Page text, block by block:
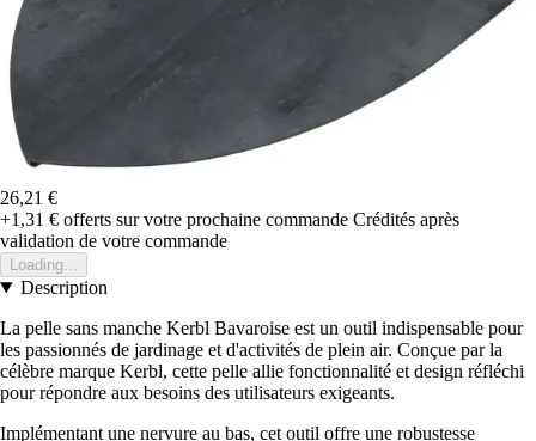
26,21 €
+1,31 € offerts sur votre prochaine commande Crédités après
validation de votre commande
Loading...
Description
La pelle sans manche Kerbl Bavaroise est un outil indispensable pour
les passionnés de jardinage et d'activités de plein air. Conçue par la
célèbre marque Kerbl, cette pelle allie fonctionnalité et design réfléchi
pour répondre aux besoins des utilisateurs exigeants.
Implémentant une nervure au bas, cet outil offre une robustesse